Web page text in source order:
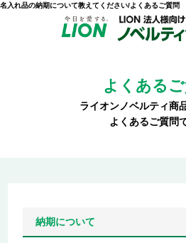
名入れ品の納期について教えてください/よくあるご質問
よくある
ライオンノベルティ商
よくあるご質問
納期について